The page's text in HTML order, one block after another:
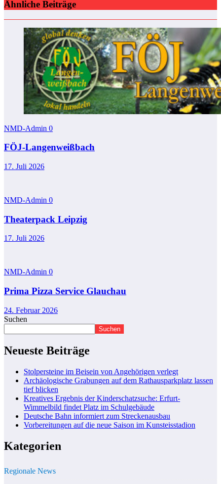
Ähnliche Beiträge
NMD-Admin 0
FÖJ-Langenweißbach
17. Juli 2026
NMD-Admin 0
Theaterpack Leipzig
17. Juli 2026
NMD-Admin 0
Prima Pizza Service Glauchau
24. Februar 2026
Suchen
Suchen
Neueste Beiträge
Stolpersteine im Beisein von Angehörigen verlegt
Archäologische Grabungen auf dem Rathausparkplatz lassen
tief blicken
Kreatives Ergebnis der Kinderschatzsuche: Erfurt-
Wimmelbild findet Platz im Schulgebäude
Deutsche Bahn informiert zum Streckenausbau
Vorbereitungen auf die neue Saison im Kunsteisstadion
Kategorien
Regionale News